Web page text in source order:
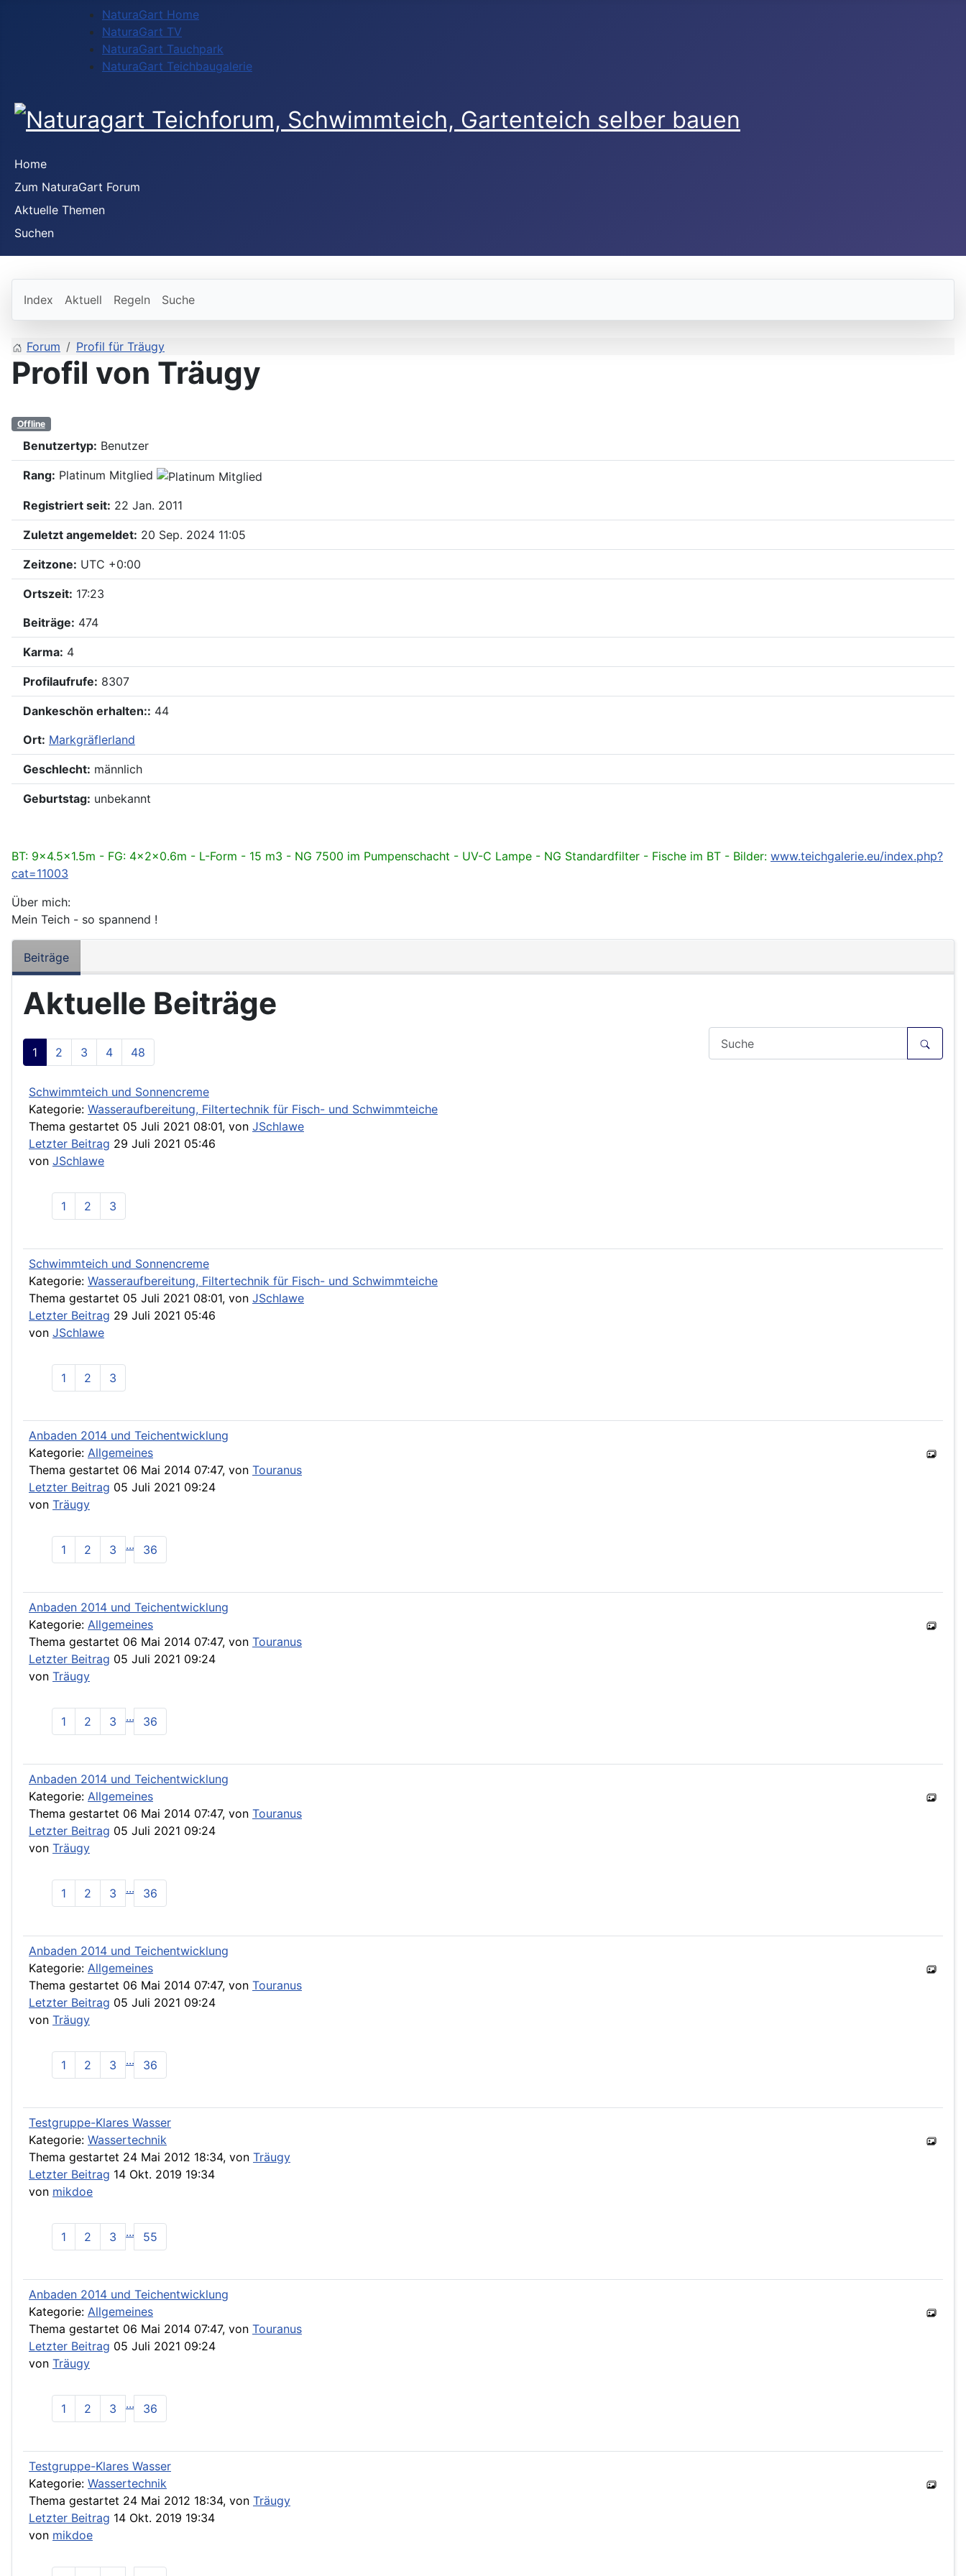
NaturaGart Home
NaturaGart TV
NaturaGart Tauchpark
NaturaGart Teichbaugalerie
Home
Zum NaturaGart Forum
Aktuelle Themen
Suchen
Index Aktuell Regeln Suche
Forum Profil für Träugy
Profil von Träugy
Offline
Benutzertyp: Benutzer
Rang: Platinum Mitglied
Registriert seit: 22 Jan. 2011
Zuletzt angemeldet: 20 Sep. 2024 11:05
Zeitzone: UTC +0:00
Ortszeit: 17:23
Beiträge: 474
Karma: 4
Profilaufrufe: 8307
Dankeschön erhalten:: 44
Ort: Markgräflerland
Geschlecht: männlich
Geburtstag: unbekannt
BT: 9x4.5x1.5m - FG: 4x2x0.6m - L-Form - 15 m3 - NG 7500 im Pumpenschacht - UV-C Lampe - NG Standardfilter - Fische im BT - Bilder: www.teichgalerie.eu/index.php?
cat=11003
Über mich:
Mein Teich - so spannend !
Beiträge
Aktuelle Beiträge
1 2 3 4 48
Schwimmteich und Sonnencreme
Kategorie: Wasseraufbereitung, Filtertechnik für Fisch- und Schwimmteiche
Thema gestartet 05 Juli 2021 08:01, von JSchlawe
Letzter Beitrag 29 Juli 2021 05:46
von JSchlawe
1 2 3
Schwimmteich und Sonnencreme
Kategorie: Wasseraufbereitung, Filtertechnik für Fisch- und Schwimmteiche
Thema gestartet 05 Juli 2021 08:01, von JSchlawe
Letzter Beitrag 29 Juli 2021 05:46
von JSchlawe
1 2 3
Anbaden 2014 und Teichentwicklung
Kategorie: Allgemeines
Thema gestartet 06 Mai 2014 07:47, von Touranus
Letzter Beitrag 05 Juli 2021 09:24
von Träugy
1 2 3 ... 36
Anbaden 2014 und Teichentwicklung
Kategorie: Allgemeines
Thema gestartet 06 Mai 2014 07:47, von Touranus
Letzter Beitrag 05 Juli 2021 09:24
von Träugy
1 2 3 ... 36
Anbaden 2014 und Teichentwicklung
Kategorie: Allgemeines
Thema gestartet 06 Mai 2014 07:47, von Touranus
Letzter Beitrag 05 Juli 2021 09:24
von Träugy
1 2 3 ... 36
Anbaden 2014 und Teichentwicklung
Kategorie: Allgemeines
Thema gestartet 06 Mai 2014 07:47, von Touranus
Letzter Beitrag 05 Juli 2021 09:24
von Träugy
1 2 3 ... 36
Testgruppe-Klares Wasser
Kategorie: Wassertechnik
Thema gestartet 24 Mai 2012 18:34, von Träugy
Letzter Beitrag 14 Okt. 2019 19:34
von mikdoe
1 2 3 ... 55
Anbaden 2014 und Teichentwicklung
Kategorie: Allgemeines
Thema gestartet 06 Mai 2014 07:47, von Touranus
Letzter Beitrag 05 Juli 2021 09:24
von Träugy
1 2 3 ... 36
Testgruppe-Klares Wasser
Kategorie: Wassertechnik
Thema gestartet 24 Mai 2012 18:34, von Träugy
Letzter Beitrag 14 Okt. 2019 19:34
von mikdoe